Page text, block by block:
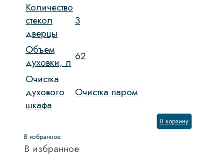
Количество
стекол
дверцы
3
Объем
духовки, л 62
Очистка
духового
шкафа
Очистка паром
В корзину
В избранное
В избранное